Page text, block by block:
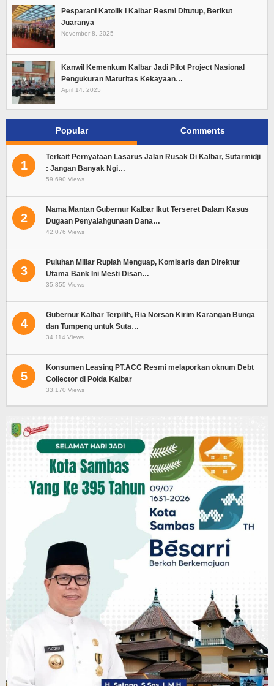
Pesparani Katolik I Kalbar Resmi Ditutup, Berikut
Juaranya
November 8, 2025
Kanwil Kemenkum Kalbar Jadi Pilot Project Nasional
Pengukuran Maturitas Kekayaan…
April 14, 2025
Popular Comments
1
Terkait Pernyataan Lasarus Jalan Rusak Di Kalbar, Sutarmidji
: Jangan Banyak Ngi…
59,690 Views
2
Nama Mantan Gubernur Kalbar Ikut Terseret Dalam Kasus
Dugaan Penyalahgunaan Dana…
42,076 Views
3
Puluhan Miliar Rupiah Menguap, Komisaris dan Direktur
Utama Bank Ini Mesti Disan…
35,855 Views
4
Gubernur Kalbar Terpilih, Ria Norsan Kirim Karangan Bunga
dan Tumpeng untuk Suta…
34,114 Views
5
Konsumen Leasing PT.ACC Resmi melaporkan oknum Debt
Collector di Polda Kalbar
33,170 Views